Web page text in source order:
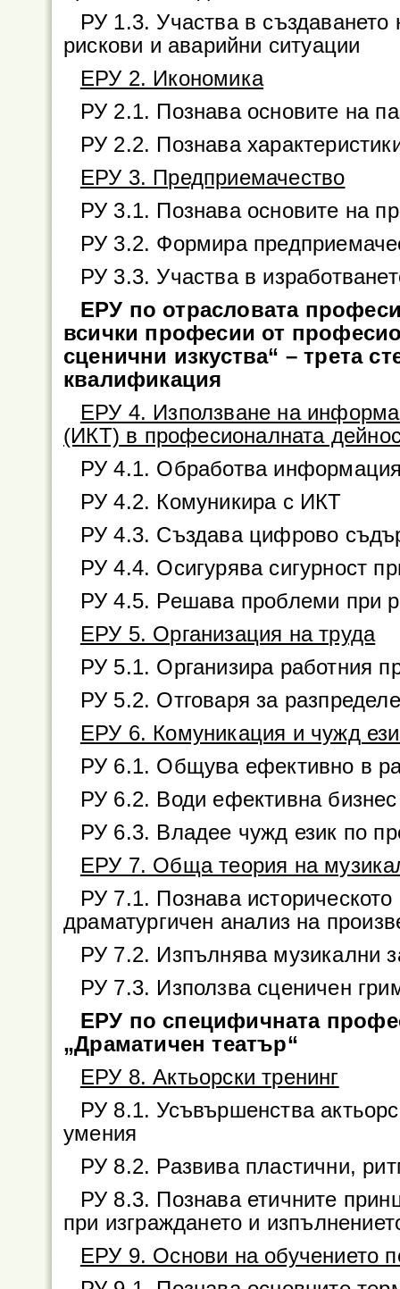
РУ 1.3. Участва в създаването
рискови и аварийни ситуации
ЕРУ 2. Икономика
РУ 2.1. Познава основите на
РУ 2.2. Познава
ЕРУ 3. Предприемачество
РУ 3.1. Познава основите на
РУ 3.2. Формира
РУ 3.3. Участва в
ЕРУ по отрасловата
всички професии от
сценични изкуства“ – трета
квалификация
ЕРУ 4. Използване на
(ИКТ) в професионалната
РУ 4.1. Обработва
РУ 4.2. Комуникира с ИКТ
РУ 4.3. Създава цифрово
РУ 4.4. Осигурява сигурност
РУ 4.5. Решава проблеми при
ЕРУ 5. Организация на труда
РУ 5.1. Организира работния
РУ 5.2. Отговаря за
ЕРУ 6. Комуникация и чужд
РУ 6.1. Общува ефективно в
РУ 6.2. Води ефективна
РУ 6.3. Владее чужд език по
ЕРУ 7. Обща теория на
РУ 7.1. Познава
драматургичен анализ на
РУ 7.2. Изпълнява музикални
РУ 7.3. Използва сценичен
ЕРУ по специфичната
„Драматичен театър“
ЕРУ 8. Актьорски тренинг
РУ 8.1. Усъвършенства
умения
РУ 8.2. Развива пластични,
РУ 8.3. Познава етичните
при изграждането и
ЕРУ 9. Основи на обучението